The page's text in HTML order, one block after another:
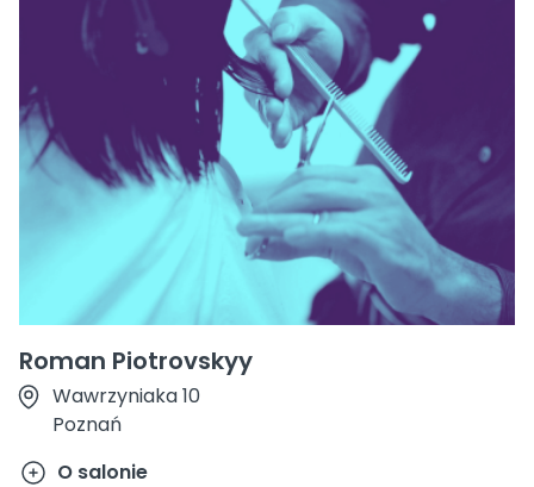
Roman Piotrovskyy
Wawrzyniaka 10
Poznań
O salonie